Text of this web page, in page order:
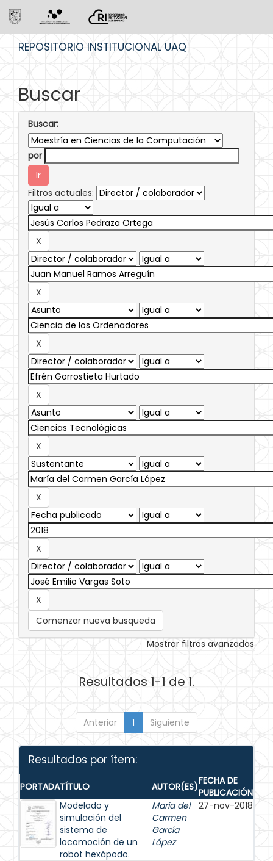
REPOSITORIO INSTITUCIONAL UAQ
Buscar
Buscar:
por
Filtros actuales:
Comenzar nueva busqueda
Mostrar filtros avanzados
Resultados 1-1 de 1.
Anterior 1 Siguiente
Resultados por ítem:
PORTADATÍTULO AUTOR(ES)FECHA DE
PUBLICACIÓN
Modelado y
simulación del
sistema de
locomoción de un
robot hexápodo.
María del
Carmen
García
López
27-nov-2018